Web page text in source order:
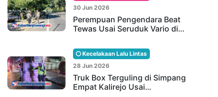
30 Jun 2026
Perempuan Pengendara Beat
Tewas Usai Seruduk Vario di…
Kecelakaan Lalu Lintas
28 Jun 2026
Truk Box Terguling di Simpang
Empat Kalirejo Usai…